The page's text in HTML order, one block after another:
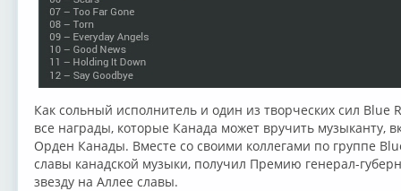
Как сольный исполнитель и один из творческих сил
все награды, которые Канада может вручить музыканту,
Орден Канады. Вместе со своими коллегами по группе
славы канадской музыки, получил Премию генерал-
звезду на Аллее славы.